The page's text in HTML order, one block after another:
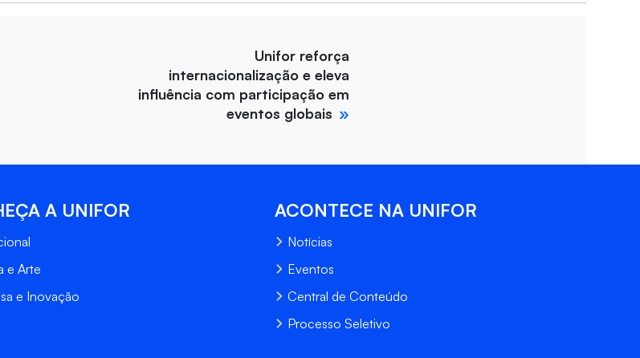
Unifor reforça
internacionalização e eleva
influência com participação em
eventos globais
A UNIFOR
e Arte
e Inovação
ACONTECE NA UNIFOR
Notícias
Eventos
Central de Conteúdo
Processo Seletivo